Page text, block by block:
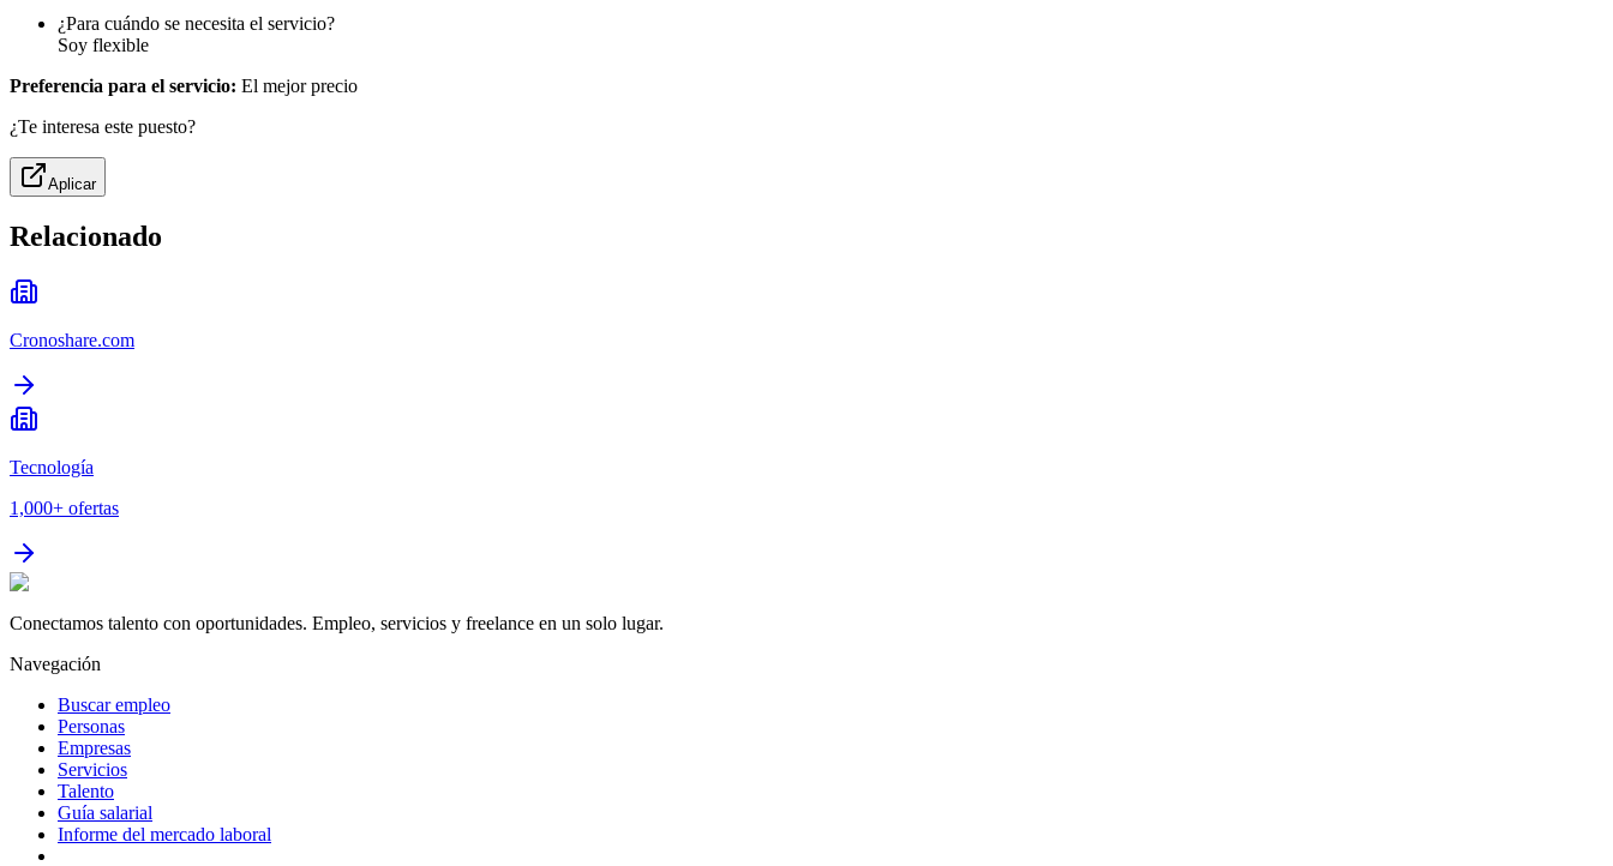
¿Para cuándo se necesita el servicio?
Soy flexible
Preferencia para el servicio: El mejor precio
¿Te interesa este puesto?
Aplicar
Relacionado
Cronoshare.com
Tecnología
1,000+ ofertas
Conectamos talento con oportunidades. Empleo, servicios y freelance en un solo lugar.
Navegación
Buscar empleo
Personas
Empresas
Servicios
Talento
Guía salarial
Informe del mercado laboral